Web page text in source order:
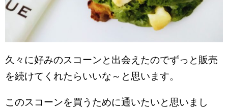
久々に好みのスコーンと出会えたのでずっと販売
を続けてくれたらいいな～と思います。
このスコーンを買うために通いたいと思いまし